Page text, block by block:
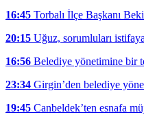
16:45 Torbalı İlçe Başkanı
20:15 Uğuz, sorumluları
16:56 Belediye yönetimine bir
23:34 Girgin’den belediye
19:45 Canbeldek’ten esnafa